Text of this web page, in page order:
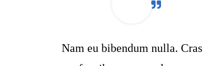
Nam eu bibendum nulla. Cras